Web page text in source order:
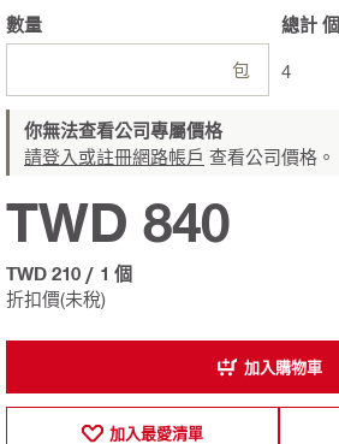
數量
包
總計 個
4
你無法查看公司專屬價格
請登入或註冊網路帳戶 查看公司價格。
折扣價(未稅)
TWD 840
TWD 210 / 1 個
加入購物車
加入最愛清單